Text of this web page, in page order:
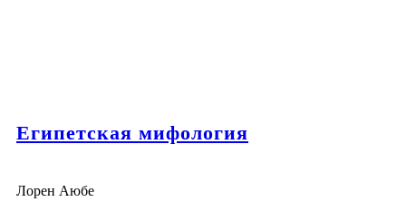
Египетская мифология
Лорен Аюбе